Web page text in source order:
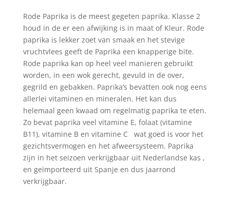
Rode Paprika is de meest gegeten paprika. Klasse 2
houd in de er een afwijking is in maat of Kleur. Rode
paprika is lekker zoet van smaak en het stevige
vruchtvlees geeft de Paprika een knapperige bite.
Rode paprika kan op heel veel manieren gebruikt
worden, in een wok gerecht, gevuld in de over,
gegrild en gebakken. Paprika’s bevatten ook nog eens
allerlei vitaminen en mineralen. Het kan dus
helemaal geen kwaad om regelmatig paprika te eten.
Zo bevat paprika veel vitamine E, folaat (vitamine
B11), vitamine B en vitamine C wat goed is voor het
gezichtsvermogen en het afweersysteem. Paprika
zijn in het seizoen verkrijgbaar uit Nederlandse kas ,
en geïmporteerd uit Spanje en dus jaarrond
verkrijgbaar.